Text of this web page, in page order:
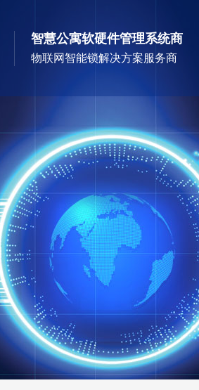
智慧公寓软硬件管理系统商
物联网智能锁解决方案服务商